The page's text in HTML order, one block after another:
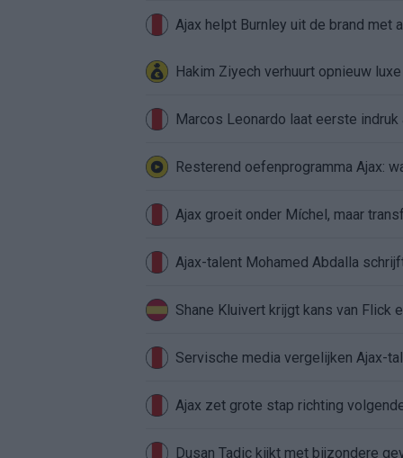
Ajax helpt Burnley uit de brand met
Hakim Ziyech verhuurt opnieuw
Marcos Leonardo laat eerste
Resterend oefenprogramma Ajax:
Ajax groeit onder Míchel, maar
Ajax-talent Mohamed Abdalla
Shane Kluivert krijgt kans van Flick
Servische media vergelijken Ajax-
Ajax zet grote stap richting
Dusan Tadic kijkt met bijzondere